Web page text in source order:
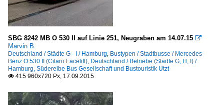
SBG 8242 MB O 530 II auf Linie 251, Neugraben am 14.07.15 
Marvin B.
Deutschland / Städte G - I / Hamburg, Bustypen / Stadtbusse / Mercedes-
Benz O 530 II (Citaro Facelift), Deutschland / Betriebe (Städte G, H, I) /
Hamburg, Süderelbe Bus Gesellschaft und Bustouristik Utzt
 415 960x720 Px, 17.09.2015